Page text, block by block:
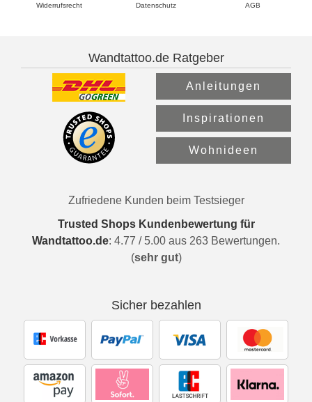
Widerrufsrecht Datenschutz AGB
Wandtattoo.de Ratgeber
Anleitungen
Inspirationen
Wohnideen
Zufriedene Kunden beim Testsieger
Trusted Shops Kundenbewertung für
Wandtattoo.de: 4.77 / 5.00 aus 263 Bewertungen.
(sehr gut)
Sicher bezahlen